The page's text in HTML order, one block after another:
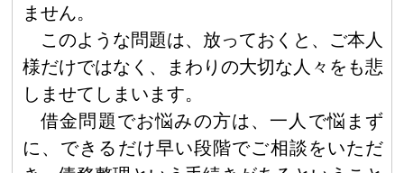
ません。
このような問題は、放っておくと、ご本人
様だけではなく、まわりの大切な人々をも悲
しませてしまいます。
借金問題でお悩みの方は、一人で悩まず
に、できるだけ早い段階でご相談をいただ